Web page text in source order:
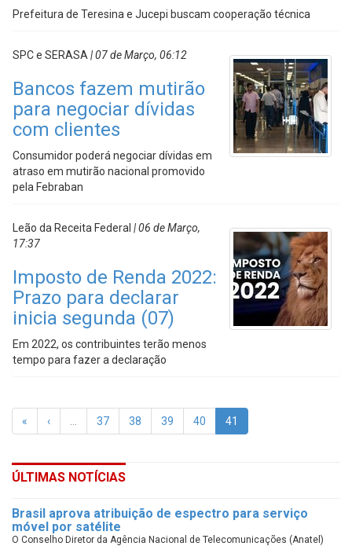
Prefeitura de Teresina e Jucepi buscam cooperação técnica
SPC e SERASA | 07 de Março, 06:12
Bancos fazem mutirão
para negociar dívidas
com clientes
Consumidor poderá negociar dívidas em
atraso em mutirão nacional promovido
pela Febraban
Leão da Receita Federal | 06 de Março,
17:37
Imposto de Renda 2022:
Prazo para declarar
inicia segunda (07)
Em 2022, os contribuintes terão menos
tempo para fazer a declaração
« ‹ 37 38 39 40 41
ÚLTIMAS NOTÍCIAS
Brasil aprova atribuição de espectro para serviço
móvel por satélite
O Conselho Diretor da Agência Nacional de Telecomunicações (Anatel)